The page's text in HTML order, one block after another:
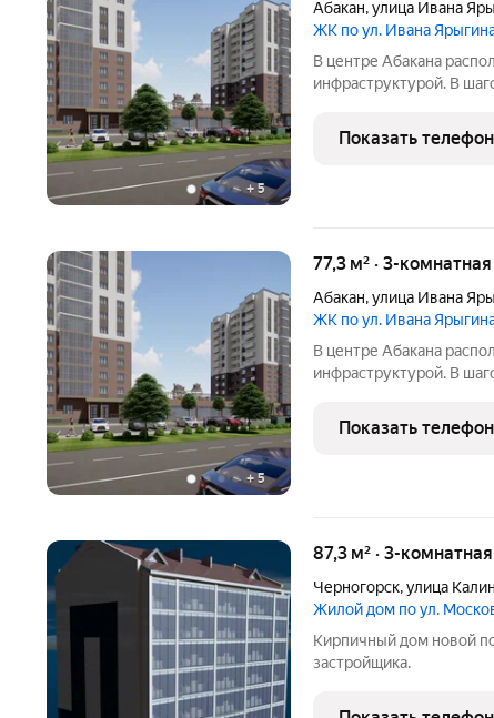
+ 5
Абакан,улица Ивана
ЖК по ул. Ивана
В центре Абакана
инфраструктурой. В
сельскохозяйственный
Комплекс состоит из
Показать телефон
+ 5
77,3 м² · 3-
Абакан,улица Ивана
ЖК по ул. Ивана
В центре Абакана
инфраструктурой. В
сельскохозяйственный
Комплекс состоит из
Показать телефон
87,3 м² · 3-
Черногорск,улица
Жилой дом по ул.
Кирпичный дом новой
застройщика.